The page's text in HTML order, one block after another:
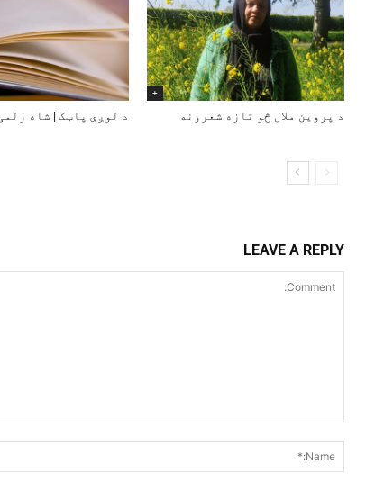
+
د پروین ملال څو تازه شعرونه د لوږې پاټک | شاه
LEAVE A REPLY